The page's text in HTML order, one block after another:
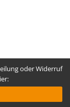
oder Widerruf